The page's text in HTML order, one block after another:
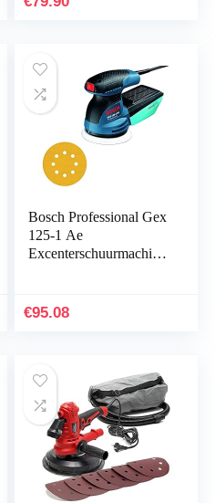
Bosch Professional Gex
125-1 Ae
Excenterschuurmachine,
€95.08